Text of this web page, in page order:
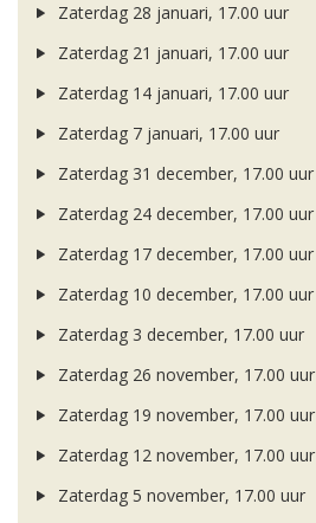
Zaterdag 28 januari, 17.00 uur
Zaterdag 21 januari, 17.00 uur
Zaterdag 14 januari, 17.00 uur
Zaterdag 7 januari, 17.00 uur
Zaterdag 31 december, 17.00 uur
Zaterdag 24 december, 17.00 uur
Zaterdag 17 december, 17.00 uur
Zaterdag 10 december, 17.00 uur
Zaterdag 3 december, 17.00 uur
Zaterdag 26 november, 17.00 uur
Zaterdag 19 november, 17.00 uur
Zaterdag 12 november, 17.00 uur
Zaterdag 5 november, 17.00 uur